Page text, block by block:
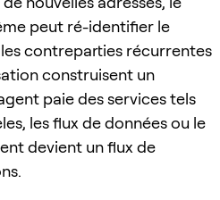
peut ré-identifier le
contreparties récurrentes
construisent un
paie des services tels
les flux de données ou le
devient un flux de